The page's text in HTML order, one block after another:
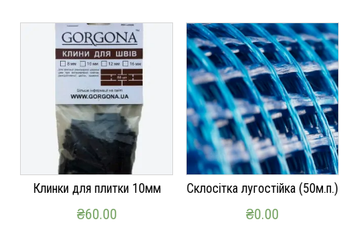
Клинки для плитки 10мм
₴60.00
Склосітка лугостійка (50м.п.)
₴0.00